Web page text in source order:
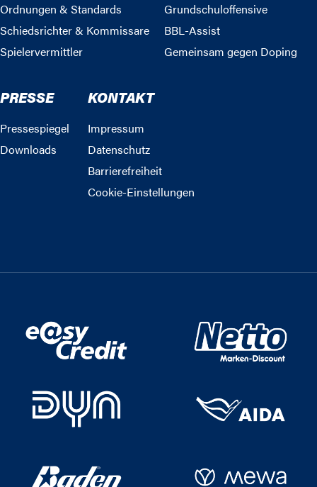
Ordnungen & Standards
Schiedsrichter & Kommissare
Spielervermittler
Grundschuloffensive
BBL-Assist
Gemeinsam gegen Doping
PRESSE
Pressespiegel
Downloads
KONTAKT
Impressum
Datenschutz
Barrierefreiheit
Cookie-Einstellungen